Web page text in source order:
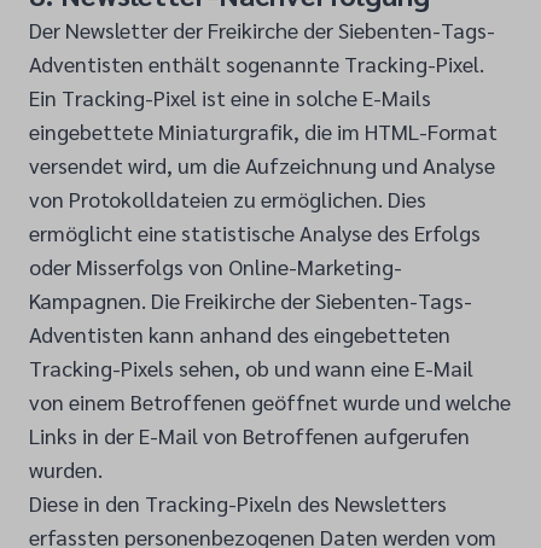
Der Newsletter der Freikirche der Siebenten-Tags-
Adventisten enthält sogenannte Tracking-Pixel.
Ein Tracking-Pixel ist eine in solche E-Mails
eingebettete Miniaturgrafik, die im HTML-Format
versendet wird, um die Aufzeichnung und Analyse
von Protokolldateien zu ermöglichen. Dies
ermöglicht eine statistische Analyse des Erfolgs
oder Misserfolgs von Online-Marketing-
Kampagnen. Die Freikirche der Siebenten-Tags-
Adventisten kann anhand des eingebetteten
Tracking-Pixels sehen, ob und wann eine E-Mail
von einem Betroffenen geöffnet wurde und welche
Links in der E-Mail von Betroffenen aufgerufen
wurden.
Diese in den Tracking-Pixeln des Newsletters
erfassten personenbezogenen Daten werden vom